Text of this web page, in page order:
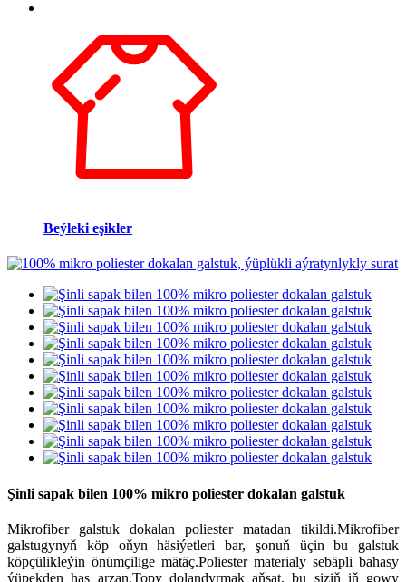
Beýleki eşikler
Şinli sapak bilen 100% mikro poliester dokalan galstuk
Mikrofiber galstuk dokalan poliester matadan tikildi.Mikrofiber
galstugynyň köp oňyn häsiýetleri bar, şonuň üçin bu galstuk
köpçülikleýin önümçilige mätäç.Poliester materialy sebäpli bahasy
ýüpekden has arzan.Topy dolandyrmak aňsat, bu siziň iň gowy